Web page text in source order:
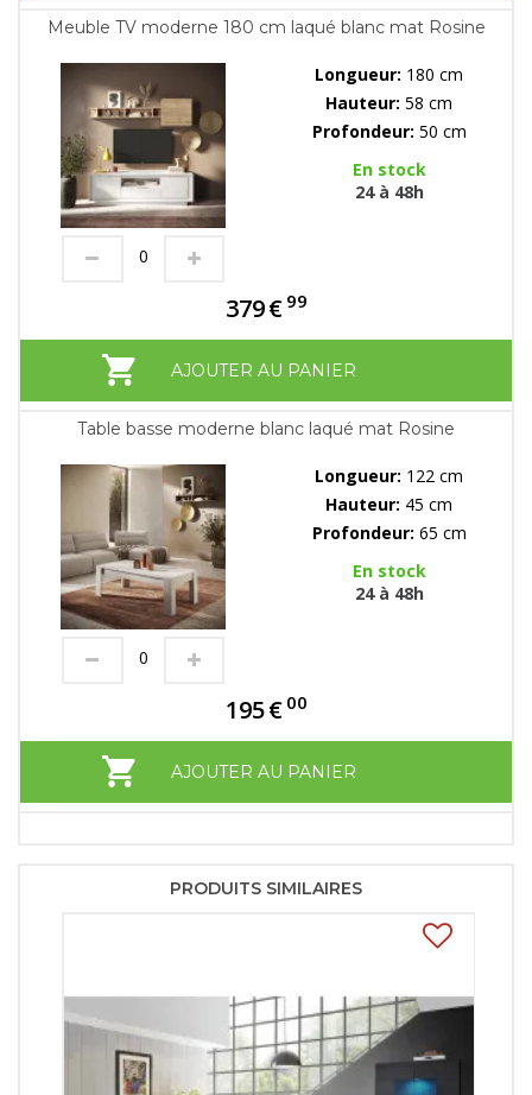
Meuble TV moderne 180 cm laqué blanc mat Rosine
Longueur: 180 cm
Hauteur: 58 cm
Profondeur: 50 cm
En stock
24 à 48h
379€ 99
AJOUTER AU PANIER
Table basse moderne blanc laqué mat Rosine
Longueur: 122 cm
Hauteur: 45 cm
Profondeur: 65 cm
En stock
24 à 48h
195€ 00
AJOUTER AU PANIER
PRODUITS SIMILAIRES